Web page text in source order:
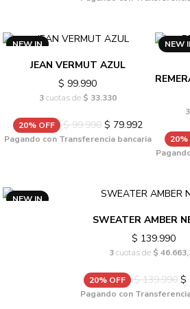
NEW IN
JEAN VERMUT AZUL
$ 99.990
3cuotas de $ 33.330
20% OFF $ 99.990$ 79.992
Pagando con Transferencia bancaria
NEW
3
20%
NEW IN
SWEATER AMBER
$ 139.990
3cuotas de $
20% OFF $ 139.990$
Pagando con